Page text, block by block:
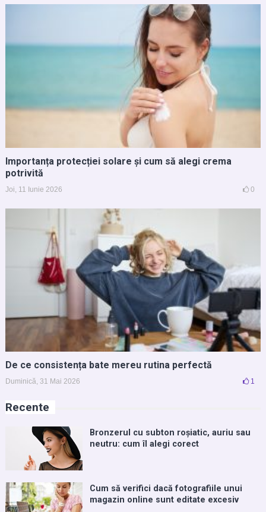
Importanța protecției solare și cum să alegi crema
potrivită
Joi, 11 Iunie 2026 0
De ce consistența bate mereu rutina perfectă
Duminică, 31 Mai 2026 1
Recente
Bronzerul cu subton roșiatic, auriu sau
neutru: cum îl alegi corect
Cum să verifici dacă fotografiile unui
magazin online sunt editate excesiv